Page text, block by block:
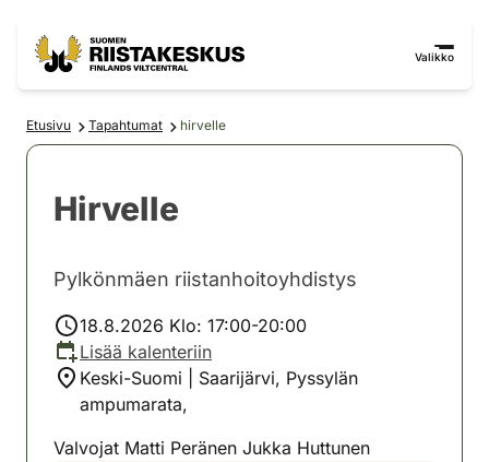
Valikko
Etusivu Tapahtumat hirvelle
Hirvelle
Pylkönmäen riistanhoitoyhdistys
18.8.2026 Klo: 17:00-20:00
Lisää kalenteriin
Keski-Suomi | Saarijärvi, Pyssylän
ampumarata,
Valvojat Matti Peränen Jukka Huttunen